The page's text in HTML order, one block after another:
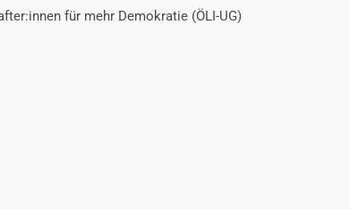
für mehr Demokratie (ÖLI-UG)